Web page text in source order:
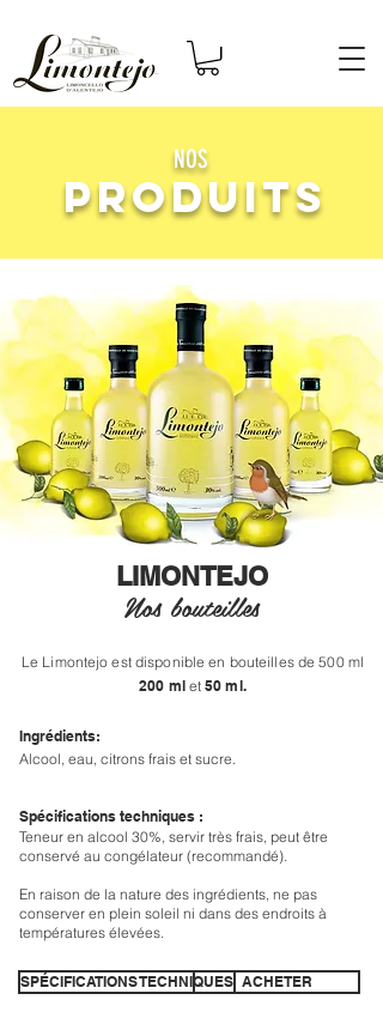
PRODUITS
NOS
LIMONTEJO
Nos bouteilles
Le Limontejo est disponible en bouteilles de 500 ml
200 ml et 50 ml.
Ingrédients:
Alcool, eau, citrons frais et sucre.
Spécifications techniques :
Teneur en alcool 30%, servir très frais, peut être
conservé au congélateur (recommandé).
En raison de la nature des ingrédients, ne pas
conserver en plein soleil ni dans des endroits à
températures élevées.
SPÉCIFICATIONS TECHNIQUES ACHETER